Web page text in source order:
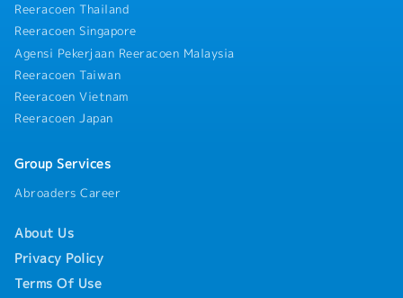
Reeracoen Thailand
Reeracoen Singapore
Agensi Pekerjaan Reeracoen Malaysia
Reeracoen Taiwan
Reeracoen Vietnam
Reeracoen Japan
Group Services
Abroaders Career
About Us
Privacy Policy
Terms Of Use